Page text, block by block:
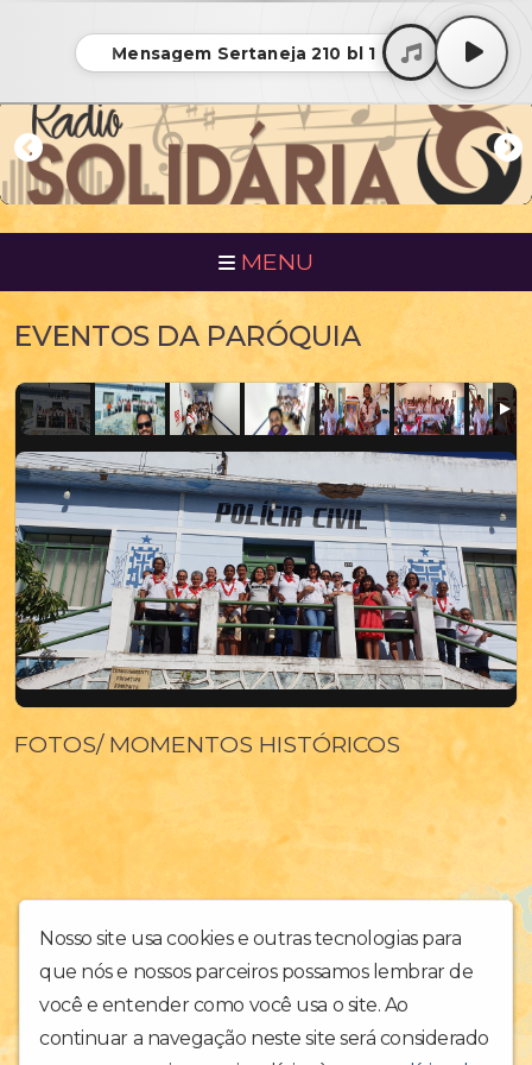
Mensagem Sertaneja 210 bl 1
MENU
EVENTOS DA PARÓQUIA
FOTOS/ MOMENTOS HISTÓRICOS
Nosso site usa cookies e outras tecnologias para
que nós e nossos parceiros possamos lembrar de
você e entender como você usa o site. Ao
continuar a navegação neste site será considerado